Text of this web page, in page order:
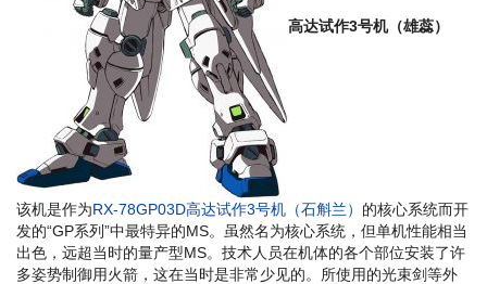
高达试作3号机（雄蕊）
该机是作为RX-78GP03D高达试作3号机（石斛兰） 的核心系统而开
发的“GP系列”中最特异的MS。虽然名为核心系统，但单机性能相当
出色，远超当时的量产型MS。技术人员在机体的各个部位安装了许
多姿势制御用火箭，这在当时是非常少见的。所使用的光束剑等外